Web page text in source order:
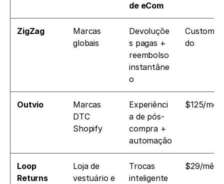
de eCom
ZigZag
Marcas
globais
Devoluçõe
s pagas +
reembolso
instantâne
o
do
Outvio
Marcas
DTC
Shopify
Experiênci
a de pós-
compra +
automação
$125/mês
Loop
Returns
Loja de
vestuário e
Trocas
inteligente
$29/mês